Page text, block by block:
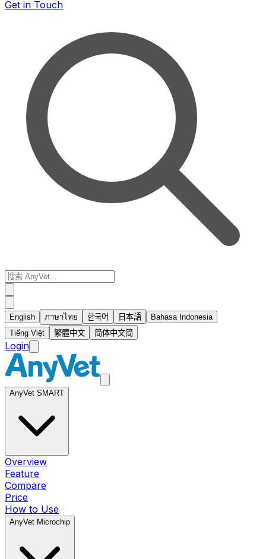
Get in Touch
English ภาษาไทย 한국어 日本語
Bahasa Indonesia
Tiếng Việt
繁體中文 简体中文简
Login
AnyVet SMART
Overview
Feature
Compare
Price
How to Use
AnyVet Microchip